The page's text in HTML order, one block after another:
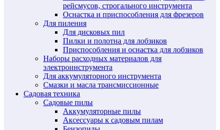
рейсмусов, строгального инструмента
Оснастка и приспособления для фрезеров
Для пиления
Для дисковых пил
Пилки и полотна для лобзиков
Приспособления и оснастка для лобзиков
Наборы расходных материалов для
электроинструмента
Для аккумуляторного инструмента
Смазки и масла трансмиссионные
Садовая техника
Садовые пилы
Аккумуляторные пилы
Аксессуары к садовым пилам